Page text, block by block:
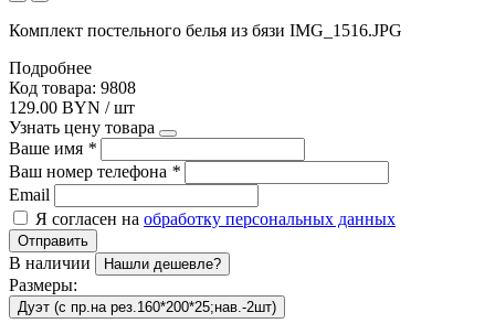
Комплект постельного белья из бязи IMG_1516.JPG
Подробнее
Код товара: 9808
129.00 BYN / шт
Узнать цену товара
Ваше имя *
Ваш номер телефона *
Email
Я согласен на обработку персональных данных
Отправить
В наличии Нашли дешевле?
Размеры:
Дуэт (с пр.на рез.160*200*25;нав.-2шт)